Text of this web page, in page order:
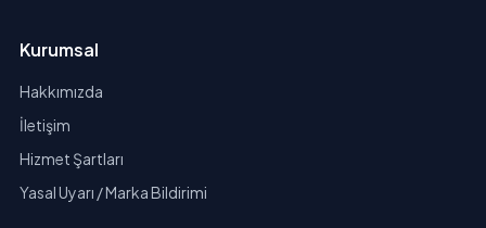
Kurumsal
Hakkımızda
İletişim
Hizmet Şartları
Yasal Uyarı / Marka Bildirimi